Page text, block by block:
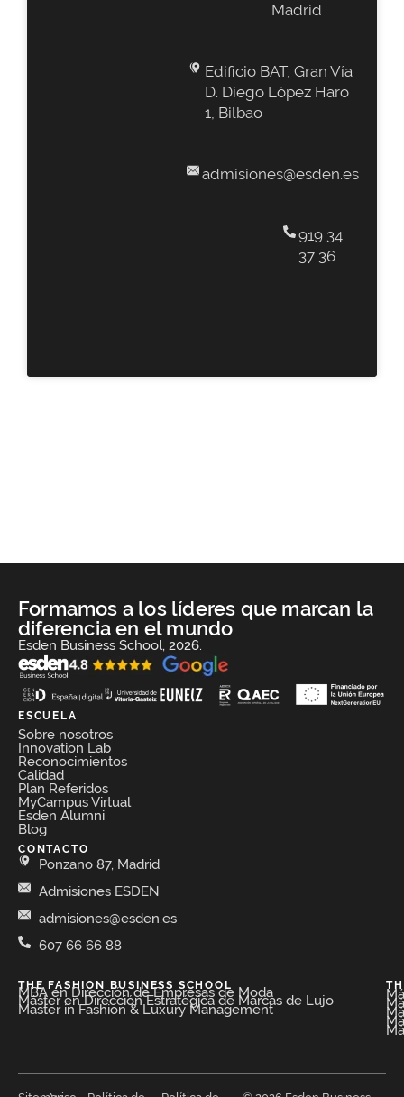
Madrid
Edificio BAT, Gran Vía
D. Diego López Haro
1, Bilbao
admisiones@esden.es
919 34
37 36
Formamos a los líderes que marcan la
diferencia en el mundo
Esden Business School, 2026.
ESCUELA
Sobre nosotros
Innovation Lab
Reconocimientos
Calidad
Plan Referidos
MyCampus Virtual
Esden Alumni
Blog
CONTACTO
Ponzano 87, Madrid
Admisiones ESDEN
admisiones@esden.es
607 66 66 88
THE FASHION BUSINESS SCHOOL​
MBA en Dirección de Empresas de Moda​
Máster en Dirección Estratégica de Marcas de Lujo
Master in Fashion & Luxury Management